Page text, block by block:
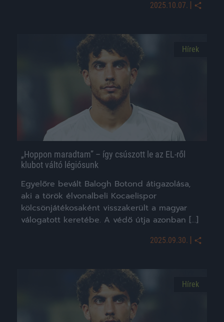
2025.10.07. |
Hírek
„Hoppon maradtam” – így csúszott le az EL-ről
klubot váltó légiósunk
Egyelőre bevált Balogh Botond átigazolása,
aki a török élvonalbeli Kocaelispor
kölcsönjátékosaként visszakerült a magyar
válogatott keretébe. A védő útja azonban […]
2025.09.30. |
Hírek